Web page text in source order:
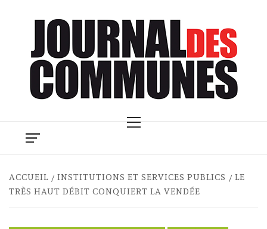
Menu
ACCUEIL INSTITUTIONS ET SERVICES PUBLICS
LE
TRÈS HAUT DÉBIT CONQUIERT LA VENDÉE